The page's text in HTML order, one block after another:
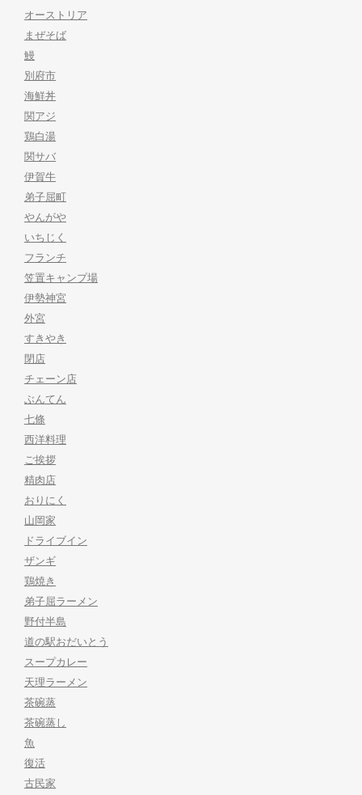
オーストリア
まぜそば
鰻
別府市
海鮮丼
関アジ
鶏白湯
関サバ
伊賀牛
弟子屈町
やんがや
いちじく
フランチ
笠置キャンプ場
伊勢神宮
外宮
すきやき
閉店
チェーン店
ぶんてん
七條
西洋料理
ご挨拶
精肉店
おりにく
山岡家
ドライブイン
ザンギ
鶏焼き
弟子屈ラーメン
野付半島
道の駅おだいとう
スープカレー
天理ラーメン
茶碗蒸
茶碗蒸し
魚
復活
古民家